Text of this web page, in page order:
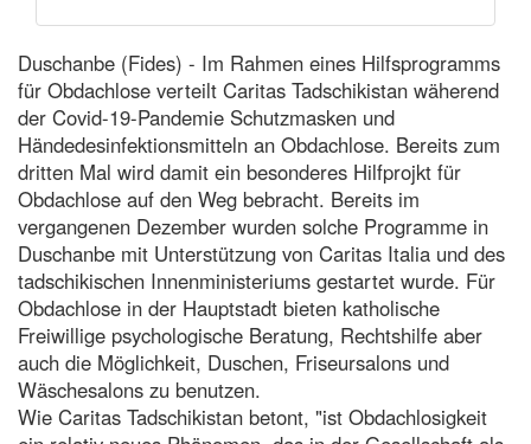
Duschanbe (Fides) - Im Rahmen eines Hilfsprogramms
für Obdachlose verteilt Caritas Tadschikistan wäherend
der Covid-19-Pandemie Schutzmasken und
Händedesinfektionsmitteln an Obdachlose. Bereits zum
dritten Mal wird damit ein besonderes Hilfprojkt für
Obdachlose auf den Weg bebracht. Bereits im
vergangenen Dezember wurden solche Programme in
Duschanbe mit Unterstützung von Caritas Italia und des
tadschikischen Innenministeriums gestartet wurde. Für
Obdachlose in der Hauptstadt bieten katholische
Freiwillige psychologische Beratung, Rechtshilfe aber
auch die Möglichkeit, Duschen, Friseursalons und
Wäschesalons zu benutzen.
Wie Caritas Tadschikistan betont, "ist Obdachlosigkeit